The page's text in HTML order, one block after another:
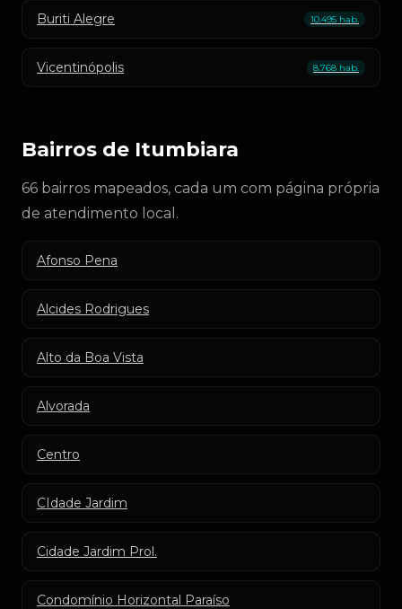
Buriti Alegre 10.495 hab.
Vicentinópolis 8.768 hab.
Bairros de Itumbiara
66 bairros mapeados, cada um com página própria
de atendimento local.
Afonso Pena
Alcides Rodrigues
Alto da Boa Vista
Alvorada
Centro
CIdade Jardim
Cidade Jardim Prol.
Condomínio Horizontal Paraíso